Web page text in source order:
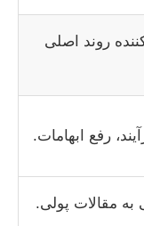
روند اصلی
رفع ابهامات.
مقالات پولی.